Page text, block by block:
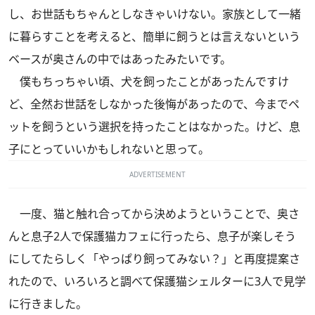
し、お世話もちゃんとしなきゃいけない。家族として一緒
に暮らすことを考えると、簡単に飼うとは言えないという
ベースが奥さんの中ではあったみたいです。
僕もちっちゃい頃、犬を飼ったことがあったんですけ
ど、全然お世話をしなかった後悔があったので、今までペ
ットを飼うという選択を持ったことはなかった。けど、息
子にとっていいかもしれないと思って。
ADVERTISEMENT
一度、猫と触れ合ってから決めようということで、奥さ
んと息子2人で保護猫カフェに行ったら、息子が楽しそう
にしてたらしく「やっぱり飼ってみない？」と再度提案さ
れたので、いろいろと調べて保護猫シェルターに3人で見学
に行きました。